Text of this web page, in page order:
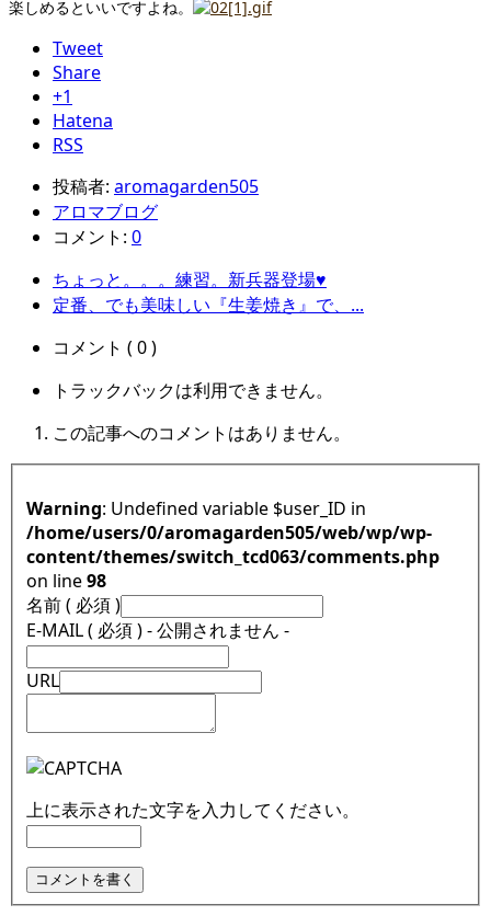
楽しめるといいですよね。
Tweet
Share
+1
Hatena
RSS
投稿者: aromagarden505
アロマブログ
コメント: 0
ちょっと。。。練習。新兵器登場♥
定番、でも美味しい『生姜焼き』で、...
コメント ( 0 )
トラックバックは利用できません。
この記事へのコメントはありません。
Warning : Undefined variable $user_ID in
/home/users/0/aromagarden505/web/wp/wp-
content/themes/switch_tcd063/comments.php
on line98
名前 ( 必須 )
E-MAIL ( 必須 ) - 公開されません -
URL
上に表示された文字を入力してください。